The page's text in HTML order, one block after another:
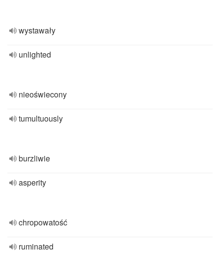
wystawały
unlighted
nieoświecony
tumultuously
burzliwie
asperity
chropowatość
ruminated